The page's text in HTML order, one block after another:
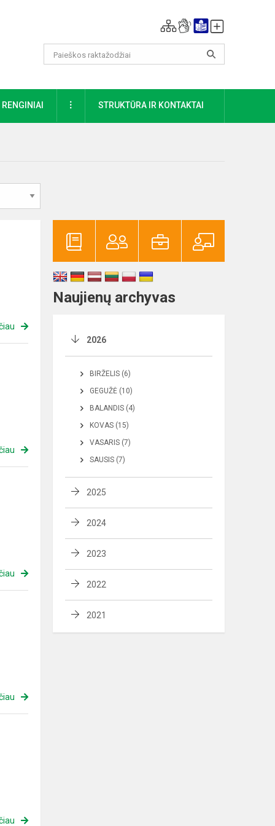
RENGINIAI DAUGIAUSTRUKTŪRA IR KONTAKTAI
Naujienų archyvas
2026
BIRŽELIS (6)
GEGUŽĖ (10)
BALANDIS (4)
KOVAS (15)
VASARIS (7)
SAUSIS (7)
2025
2024
2023
2022
2021